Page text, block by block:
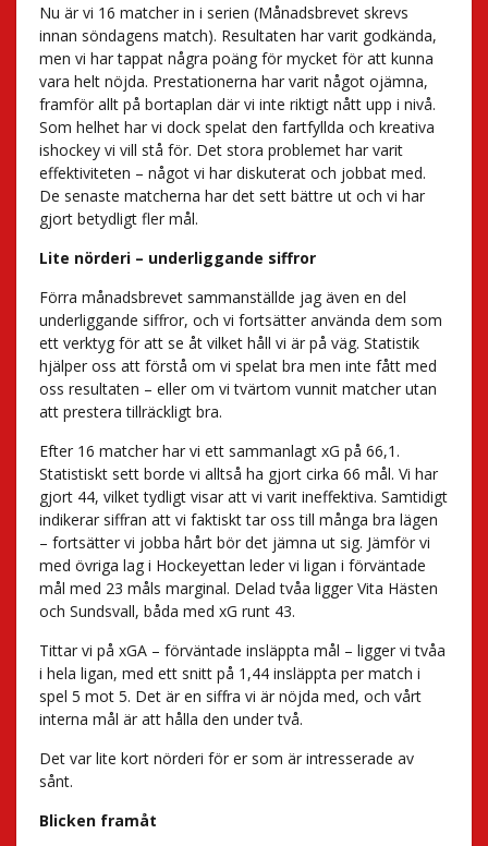
Nu är vi 16 matcher in i serien (Månadsbrevet skrevs
innan söndagens match). Resultaten har varit godkända,
men vi har tappat några poäng för mycket för att kunna
vara helt nöjda. Prestationerna har varit något ojämna,
framför allt på bortaplan där vi inte riktigt nått upp i nivå.
Som helhet har vi dock spelat den fartfyllda och kreativa
ishockey vi vill stå för. Det stora problemet har varit
effektiviteten – något vi har diskuterat och jobbat med.
De senaste matcherna har det sett bättre ut och vi har
gjort betydligt fler mål.
Lite nörderi – underliggande siffror
Förra månadsbrevet sammanställde jag även en del
underliggande siffror, och vi fortsätter använda dem som
ett verktyg för att se åt vilket håll vi är på väg. Statistik
hjälper oss att förstå om vi spelat bra men inte fått med
oss resultaten – eller om vi tvärtom vunnit matcher utan
att prestera tillräckligt bra.
Efter 16 matcher har vi ett sammanlagt xG på 66,1.
Statistiskt sett borde vi alltså ha gjort cirka 66 mål. Vi har
gjort 44, vilket tydligt visar att vi varit ineffektiva. Samtidigt
indikerar siffran att vi faktiskt tar oss till många bra lägen
– fortsätter vi jobba hårt bör det jämna ut sig. Jämför vi
med övriga lag i Hockeyettan leder vi ligan i förväntade
mål med 23 måls marginal. Delad tvåa ligger Vita Hästen
och Sundsvall, båda med xG runt 43.
Tittar vi på xGA – förväntade insläppta mål – ligger vi tvåa
i hela ligan, med ett snitt på 1,44 insläppta per match i
spel 5 mot 5. Det är en siffra vi är nöjda med, och vårt
interna mål är att hålla den under två.
Det var lite kort nörderi för er som är intresserade av
sånt.
Blicken framåt